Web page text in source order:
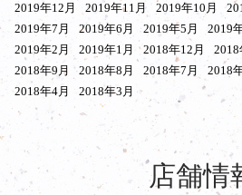
2019年12月
2019年11月 2019年10月
2019年7月
2019年6月 2019年5月 2019
2019年2月
2019年1月 2018年12月 2018
2018年9月
2018年8月 2018年7月 2018
2018年4月
2018年3月
店舗情